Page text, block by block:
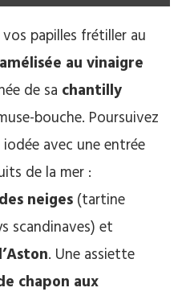
papilles frétiller au
au vinaigre
de sa chantilly
bouche. Poursuivez
avec une entrée
de la mer :
neiges (tartine
scandinaves) et
. Une assiette
chapon aux